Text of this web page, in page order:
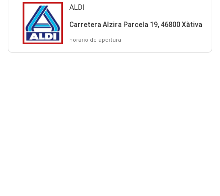
ALDI
Carretera Alzira Parcela 19, 46800 Xàtiva
horario de apertura